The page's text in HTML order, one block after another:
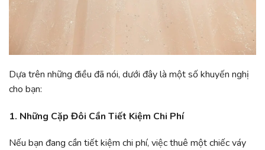
Dựa trên những điều đã nói, dưới đây là một số khuyến nghị
cho bạn:
1. Những Cặp Đôi Cần Tiết Kiệm Chi Phí
Nếu bạn đang cần tiết kiệm chi phí, việc thuê một chiếc váy